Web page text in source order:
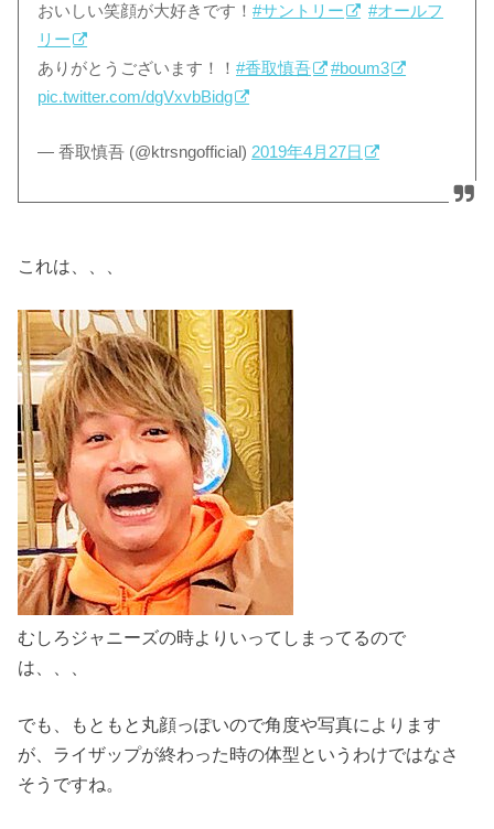
おいしい笑顔が大好きです！#サントリー
#オールフ
リー
ありがとうございます！！#香取慎吾
#boum3
pic.twitter.com/dgVxvbBidg
— 香取慎吾 (@ktrsngofficial) 2019年4月27日
これは、、、
むしろジャニーズの時よりいってしまってるので
は、、、
でも、もともと丸顔っぽいので角度や写真によります
が、ライザップが終わった時の体型というわけではなさ
そうですね。